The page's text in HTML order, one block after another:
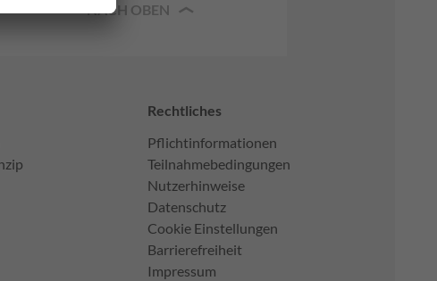
NACH OBEN
Rechtliches
Pflichtinformationen
Teilnahmebedingungen
Nutzerhinweise
Datenschutz
Cookie Einstellungen
Barrierefreiheit
Impressum